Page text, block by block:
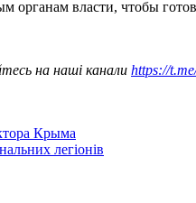
власти, чтобы
на наші канали https://
Крыма
легіонів